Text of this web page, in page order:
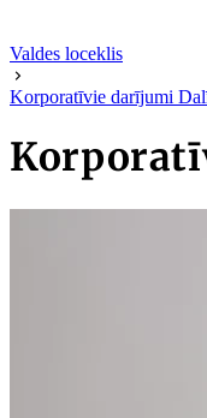
Valdes loceklis
Korporatīvie darījumi